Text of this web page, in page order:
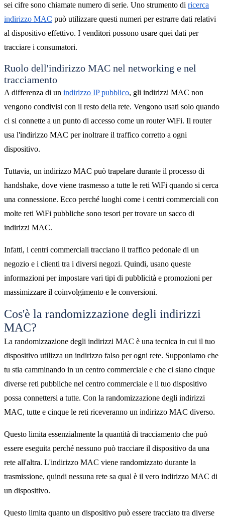
sei cifre sono chiamate numero di serie. Uno strumento di ricerca
indirizzo MAC può utilizzare questi numeri per estrarre dati relativi
al dispositivo effettivo. I venditori possono usare quei dati per
tracciare i consumatori.
Ruolo dell'indirizzo MAC nel networking e nel
tracciamento
A differenza di un indirizzo IP pubblico, gli indirizzi MAC non
vengono condivisi con il resto della rete. Vengono usati solo quando
ci si connette a un punto di accesso come un router WiFi. Il router
usa l'indirizzo MAC per inoltrare il traffico corretto a ogni
dispositivo.
Tuttavia, un indirizzo MAC può trapelare durante il processo di
handshake, dove viene trasmesso a tutte le reti WiFi quando si cerca
una connessione. Ecco perché luoghi come i centri commerciali con
molte reti WiFi pubbliche sono tesori per trovare un sacco di
indirizzi MAC.
Infatti, i centri commerciali tracciano il traffico pedonale di un
negozio e i clienti tra i diversi negozi. Quindi, usano queste
informazioni per impostare vari tipi di pubblicità e promozioni per
massimizzare il coinvolgimento e le conversioni.
Cos'è la randomizzazione degli indirizzi
MAC?
La randomizzazione degli indirizzi MAC è una tecnica in cui il tuo
dispositivo utilizza un indirizzo falso per ogni rete. Supponiamo che
tu stia camminando in un centro commerciale e che ci siano cinque
diverse reti pubbliche nel centro commerciale e il tuo dispositivo
possa connettersi a tutte. Con la randomizzazione degli indirizzi
MAC, tutte e cinque le reti riceveranno un indirizzo MAC diverso.
Questo limita essenzialmente la quantità di tracciamento che può
essere eseguita perché nessuno può tracciare il dispositivo da una
rete all'altra. L'indirizzo MAC viene randomizzato durante la
trasmissione, quindi nessuna rete sa qual è il vero indirizzo MAC di
un dispositivo.
Questo limita quanto un dispositivo può essere tracciato tra diverse